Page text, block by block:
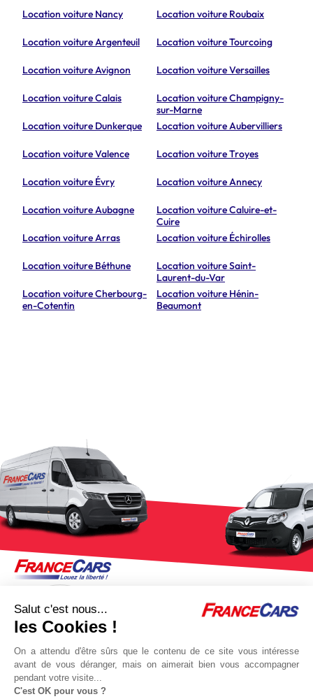
Salut c'est nous...
les Cookies !
On a attendu d'être sûrs que le contenu de ce site vous intéresse
avant de vous déranger, mais on aimerait bien vous accompagner
pendant votre visite...
C'est OK pour vous ?
Location voiture Nancy Location voiture Roubaix
Location voiture Argenteuil Location voiture Tourcoing
Location voiture Avignon Location voiture Versailles
Location voiture Calais
Location voiture Champigny-
sur-Marne
Location voiture Dunkerque
Location voiture Aubervilliers
Location voiture Valence Location voiture Troyes
Location voiture Évry Location voiture Annecy
Location voiture Aubagne
Location voiture Caluire-et-
Cuire
Location voiture Arras
Location voiture Échirolles
Location voiture Béthune
Location voiture Saint-
Laurent-du-Var
Location voiture Cherbourg-
en-Cotentin
Location voiture Hénin-
Beaumont
Jeu concours Delta